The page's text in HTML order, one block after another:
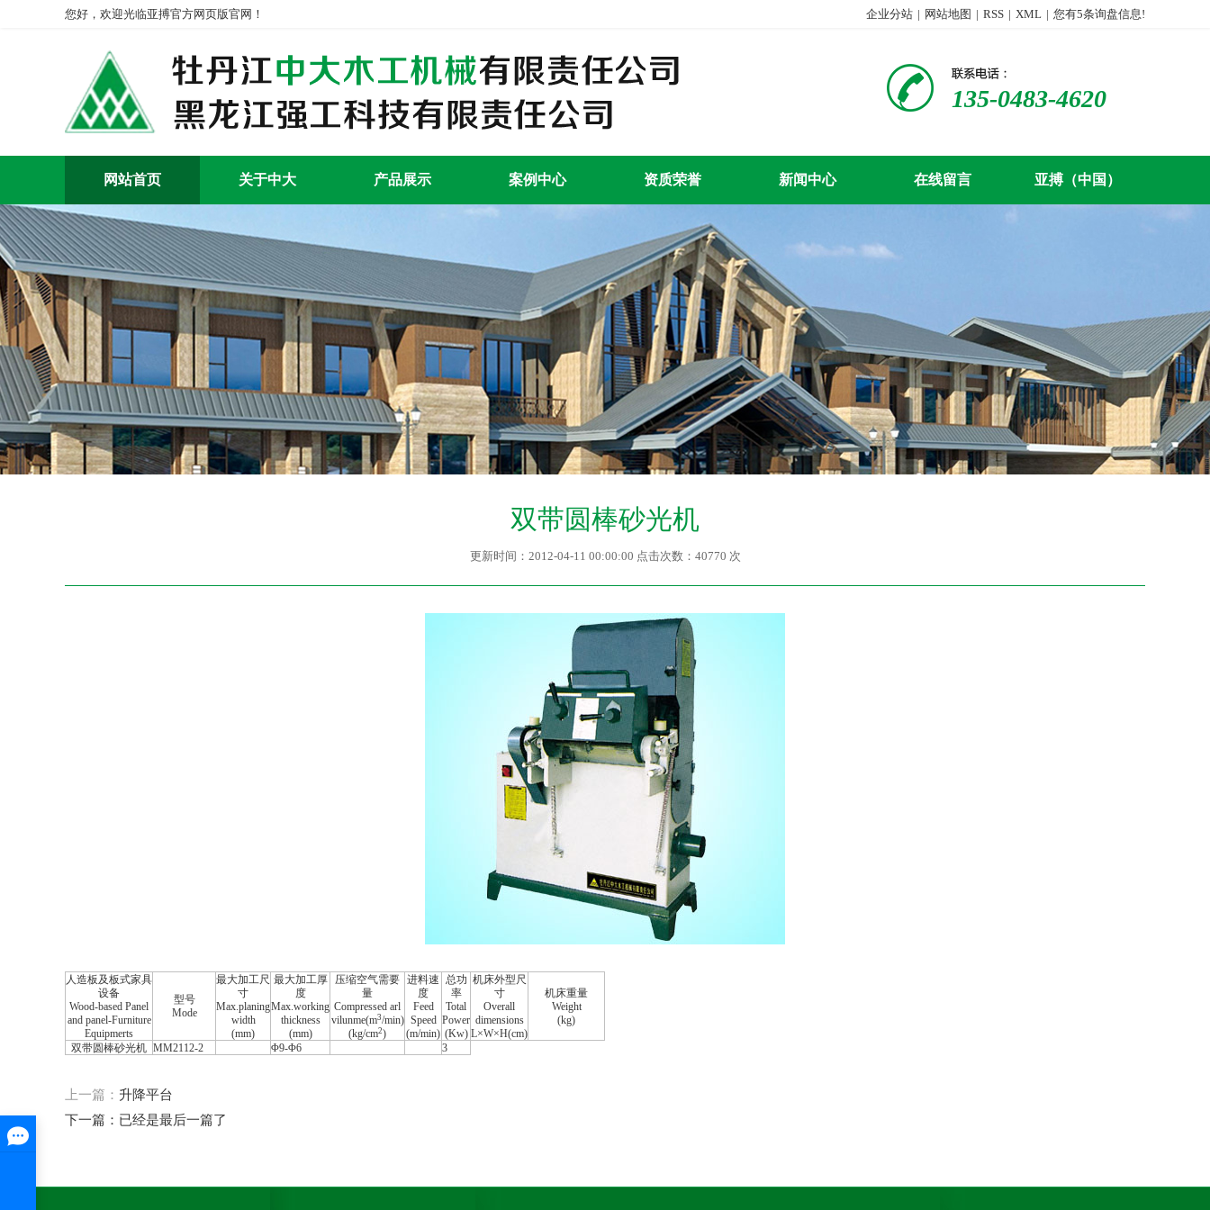
您好，欢迎光临亚搏官方网页版官网！ 企业分站 | 网站地图 | RSS | XML | 您有5条询盘信息!
135-0483-4620
网站首页 关于中大 产品展示 案例中心 资质荣誉 新闻中心 在线留言 亚搏（中国）
双带圆棒砂光机
更新时间：2012-04-11 00:00:00 点击次数：40770 次
人造板及板式家具
设备
Wood-based Panel
and panel-Furniture
Equipmerts
型号
Mode
最大加工尺
寸
Max.planing
width
(mm)
最大加工厚
度
Max.working
thickness
(mm)
压缩空气需要
量
Compressed arl
vilunme(m3/min)
(kg/cm2)
进料速
度
Feed
Speed
(m/min)
总功
率
Total
Power
(Kw)
机床外型尺
寸
Overall
dimensions
L×W×H(cm)
机床重量
Weight
(kg)
双带圆棒砂光机 MM2112-2 Φ9-Φ6 3
上一篇： 升降平台
下一篇：已经是最后一篇了